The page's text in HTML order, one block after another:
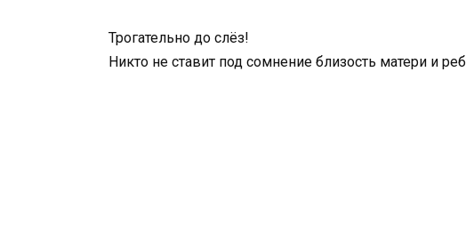
Трогательно до слёз!
Никто не ставит под сомнение близость матери и